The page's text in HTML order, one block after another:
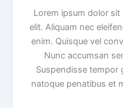
Lorem ipsum dolor
elit. Aliquam nec
enim. Quisque vel
Nunc accumsan
Suspendisse tempor
natoque penatibus et